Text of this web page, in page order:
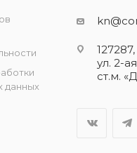
данных
ул. 2-
ст.м.